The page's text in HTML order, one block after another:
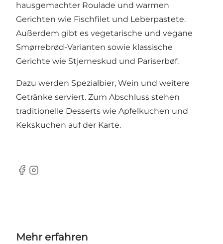
hausgemachter Roulade und warmen
Gerichten wie Fischfilet und Leberpastete.
Außerdem gibt es vegetarische und vegane
Smørrebrød-Varianten sowie klassische
Gerichte wie Stjerneskud und Pariserbøf.
Dazu werden Spezialbier, Wein und weitere
Getränke serviert. Zum Abschluss stehen
traditionelle Desserts wie Apfelkuchen und
Kekskuchen auf der Karte.
Facebook
Instagram
Mehr erfahren